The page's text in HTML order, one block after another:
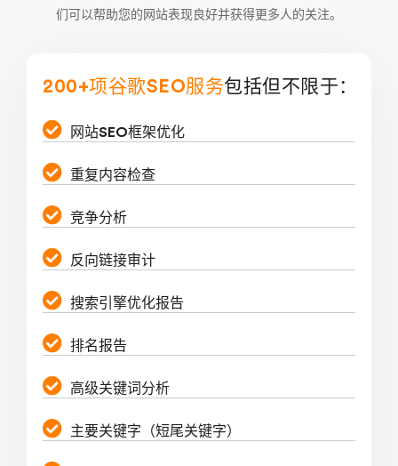
们可以帮助您的网站表现良好并获得更多人的关注。
200+项谷歌SEO服务包括但不限于：
网站SEO框架优化
重复内容检查
竞争分析
反向链接审计
搜索引擎优化报告
排名报告
高级关键词分析
主要关键字（短尾关键字）